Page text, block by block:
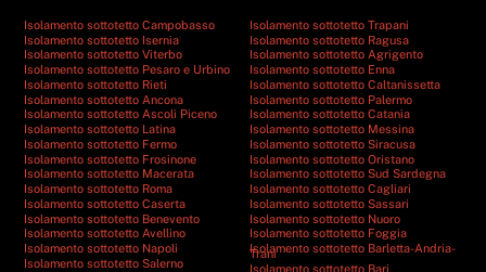
Isolamento sottotetto Campobasso
Isolamento sottotetto Isernia
Isolamento sottotetto Viterbo
Isolamento sottotetto Pesaro e Urbino
Isolamento sottotetto Rieti
Isolamento sottotetto Ancona
Isolamento sottotetto Ascoli Piceno
Isolamento sottotetto Latina
Isolamento sottotetto Fermo
Isolamento sottotetto Frosinone
Isolamento sottotetto Macerata
Isolamento sottotetto Roma
Isolamento sottotetto Caserta
Isolamento sottotetto Benevento
Isolamento sottotetto Avellino
Isolamento sottotetto Napoli
Isolamento sottotetto Salerno
Isolamento sottotetto Trapani
Isolamento sottotetto Ragusa
Isolamento sottotetto Agrigento
Isolamento sottotetto Enna
Isolamento sottotetto Caltanissetta
Isolamento sottotetto Palermo
Isolamento sottotetto Catania
Isolamento sottotetto Messina
Isolamento sottotetto Siracusa
Isolamento sottotetto Oristano
Isolamento sottotetto Sud Sardegna
Isolamento sottotetto Cagliari
Isolamento sottotetto Sassari
Isolamento sottotetto Nuoro
Isolamento sottotetto Foggia
Isolamento sottotetto Barletta-Andria-
Trani
Isolamento sottotetto Bari